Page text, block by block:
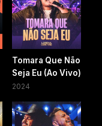
Tomara Que Não
Seja Eu (Ao Vivo)
2024